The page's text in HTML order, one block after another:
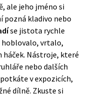
ale jeho jméno si
pozná kladivo nebo
se jistota rychle
hoblovalo, vrtalo,
háček. Nástroje, které
nebo dalších
v expozicích,
dílně. Zkuste si